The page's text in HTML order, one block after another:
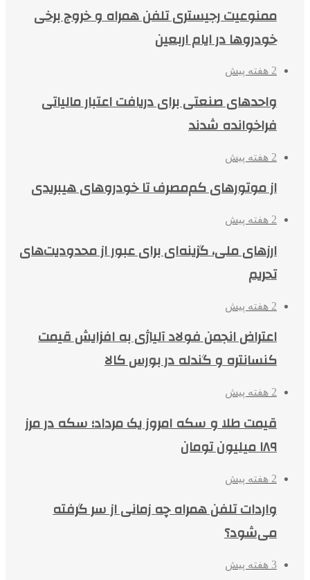
ممنوعیت رجیستری تلفن همراه و خروج برخی
خودروها در ایام اربعین
2 هفته پیش
واحدهای صنعتی برای دریافت اعتبار مالیاتی
فراخوانده شدند
2 هفته پیش
از موتورهای کم‌مصرف تا خودروهای هیبریدی
2 هفته پیش
ارزهای ملی، گزینه‌ای برای عبور از محدودیت‌های
تحریم
2 هفته پیش
اعتراض انجمن فولاد آلیاژی به افزایش قیمت
کنسانتره و گندله در بورس کالا
2 هفته پیش
قیمت طلا و سکه امروز یک مرداد؛ سکه در مرز
۱۸۹ میلیون تومان
2 هفته پیش
واردات تلفن همراه چه زمانی از سر گرفته
می‌شود؟
3 هفته پیش